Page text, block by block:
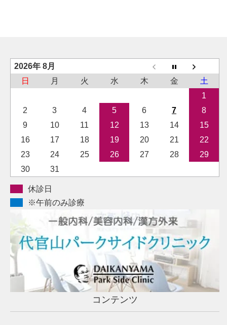
2026年 8月
日
月 火 水 木 金
土
1
2
3 4 5 6 7
8
9
10 11 12 13 14
15
16
17 18 19 20 21
22
23
24 25 26 27 28
29
30
31
休診日
※午前のみ診療
コンテンツ